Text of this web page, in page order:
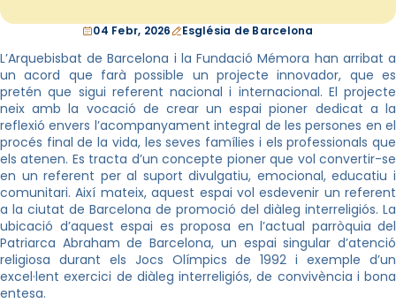
04 Febr, 2026 Església de Barcelona
L’Arquebisbat de Barcelona i la Fundació Mémora han arribat a
un acord que farà possible un projecte innovador, que es
pretén que sigui referent nacional i internacional. El projecte
neix amb la vocació de crear un espai pioner dedicat a la
reflexió envers l’acompanyament integral de les persones en el
procés final de la vida, les seves famílies i els professionals que
els atenen. Es tracta d’un concepte pioner que vol convertir-se
en un referent per al suport divulgatiu, emocional, educatiu i
comunitari. Així mateix, aquest espai vol esdevenir un referent
a la ciutat de Barcelona de promoció del diàleg interreligiós. La
ubicació d’aquest espai es proposa en l’actual parròquia del
Patriarca Abraham de Barcelona, un espai singular d’atenció
religiosa durant els Jocs Olímpics de 1992 i exemple d’un
excel·lent exercici de diàleg interreligiós, de convivència i bona
entesa.